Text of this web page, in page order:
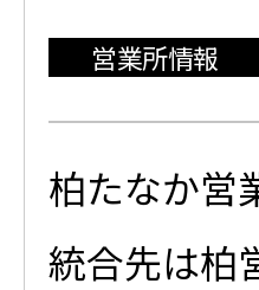
営業所情報
柏たなか営
統合先は柏